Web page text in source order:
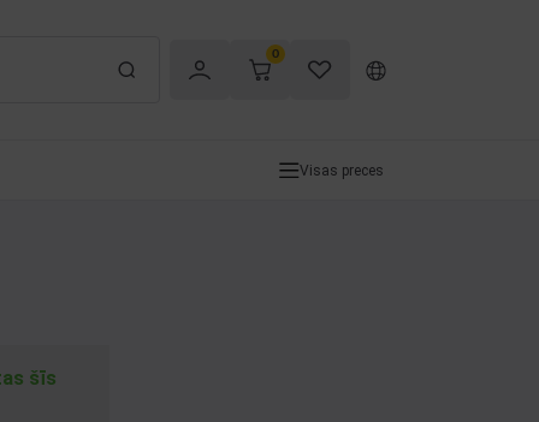
0
Visas preces
šīs